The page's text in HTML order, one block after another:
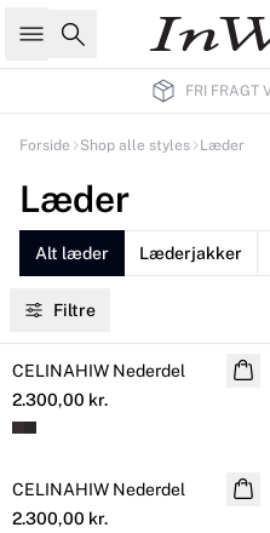
Søg
FRI FRAGT
Forside Shop alle styles Læder
Læder
Alt læder Læderjakker
Filtre
NYHED
CELINAHIW Nederdel
2.300,00 kr.
NYHED
CELINAHIW Nederdel
2.300,00 kr.